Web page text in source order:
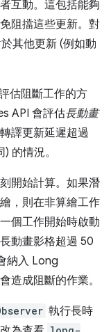
互動。這包括能夠
阻擋這些更新。對
於其他更新 (例如動
估阻斷工作的方
API 會評估長動畫
譯更新延遲超過
的情況。
開始計算。如果潛
，則在非算繪工作
個工作開始時啟動
動畫影格超過 50
納入 Long
造成阻斷的作業。
執行長時